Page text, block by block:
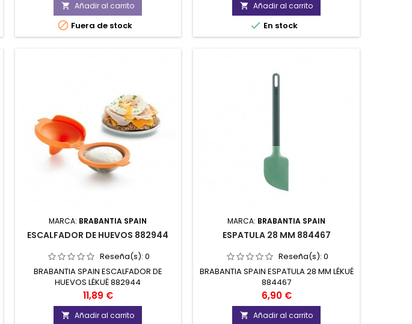
 Añadir al carrito
 Fuera de stock
 Añadir al carrito
 En stock
MARCA: BRABANTIA SPAIN
ESCALFADOR DE HUEVOS 882944
Reseña(s): 0
BRABANTIA SPAIN ESCALFADOR DE
HUEVOS LÉKUÉ 882944
Precio
11,89 €
 Añadir al carrito
MARCA: BRABANTIA SPAIN
ESPATULA 28 MM 884467
Reseña(s): 0
BRABANTIA SPAIN ESPATULA 28 MM LÉKUÉ
884467
Precio
6,90 €
 Añadir al carrito